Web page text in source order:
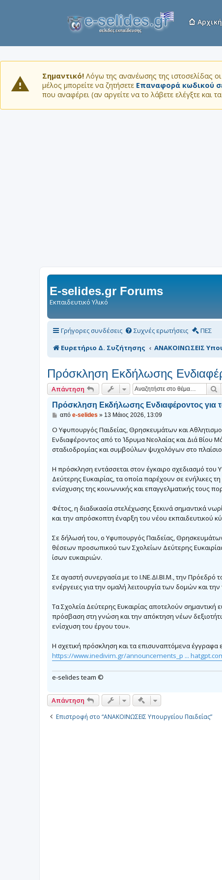
Αρχική
Σημαντικό! Λόγω της ανανέωσης της ιστοσελίδας
μέλος μπορείτε να ζητήσετε Επαναφορά κωδικού
που αναφέρει (αν αργείτε να το λάβετε ελέγξτε και
E-selides.gr Forums
Εκπαιδευτικό Υλικό
Γρήγορες συνδέσεις Συχνές ερωτήσεις ΠΕΣ
Ευρετήριο Δ. Συζήτησης
ΑΝΑΚΟΙΝΩΣΕΙΣ
Πρόσκληση Εκδήλωσης
Απάντηση
Πρόσκληση Εκδήλωσης Ενδιαφέροντος για
Δ
μ
σ
ί
σ
η
από e-selides » 13 Μάιος 2026, 13:09
Ο Υφυπουργός Παιδείας, Θρησκευμάτων και
Ενδιαφέροντος από το Ίδρυμα Νεολαίας και Διά Βίου
σταδιοδρομίας και συμβούλων ψυχολόγων στο
Η πρόσκληση εντάσσεται στον έγκαιρο σχεδιασμό του
Δεύτερης Ευκαιρίας, τα οποία παρέχουν σε ενήλικες
ενίσχυσης της κοινωνικής και επαγγελματικής τους
Φέτος, η διαδικασία στελέχωσης ξεκινά σημαντικά
και την απρόσκοπτη έναρξη του νέου εκπαιδευτικού
Σε δήλωσή του, ο Υφυπουργός Παιδείας,
θέσεων προσωπικού των Σχολείων Δεύτερης
ίσων ευκαιριών.
Σε αγαστή συνεργασία με το Ι.ΝΕ.ΔΙ.ΒΙ.Μ., την
ενέργειες για την ομαλή λειτουργία των δομών και
Τα Σχολεία Δεύτερης Ευκαιρίας αποτελούν σημαντική
πρόσβαση στη γνώση και την απόκτηση νέων
ενίσχυση του έργου του».
Η σχετική πρόσκληση και τα επισυναπτόμενα έγγραφα
https://www.inedivim.gr/announcements_p ...
e-selides team ©
Απάντηση Γρήγορα εργαλεία
Επιστροφή στο “ΑΝΑΚΟΙΝΩΣΕΙΣ Υπουργείου Παιδείας”